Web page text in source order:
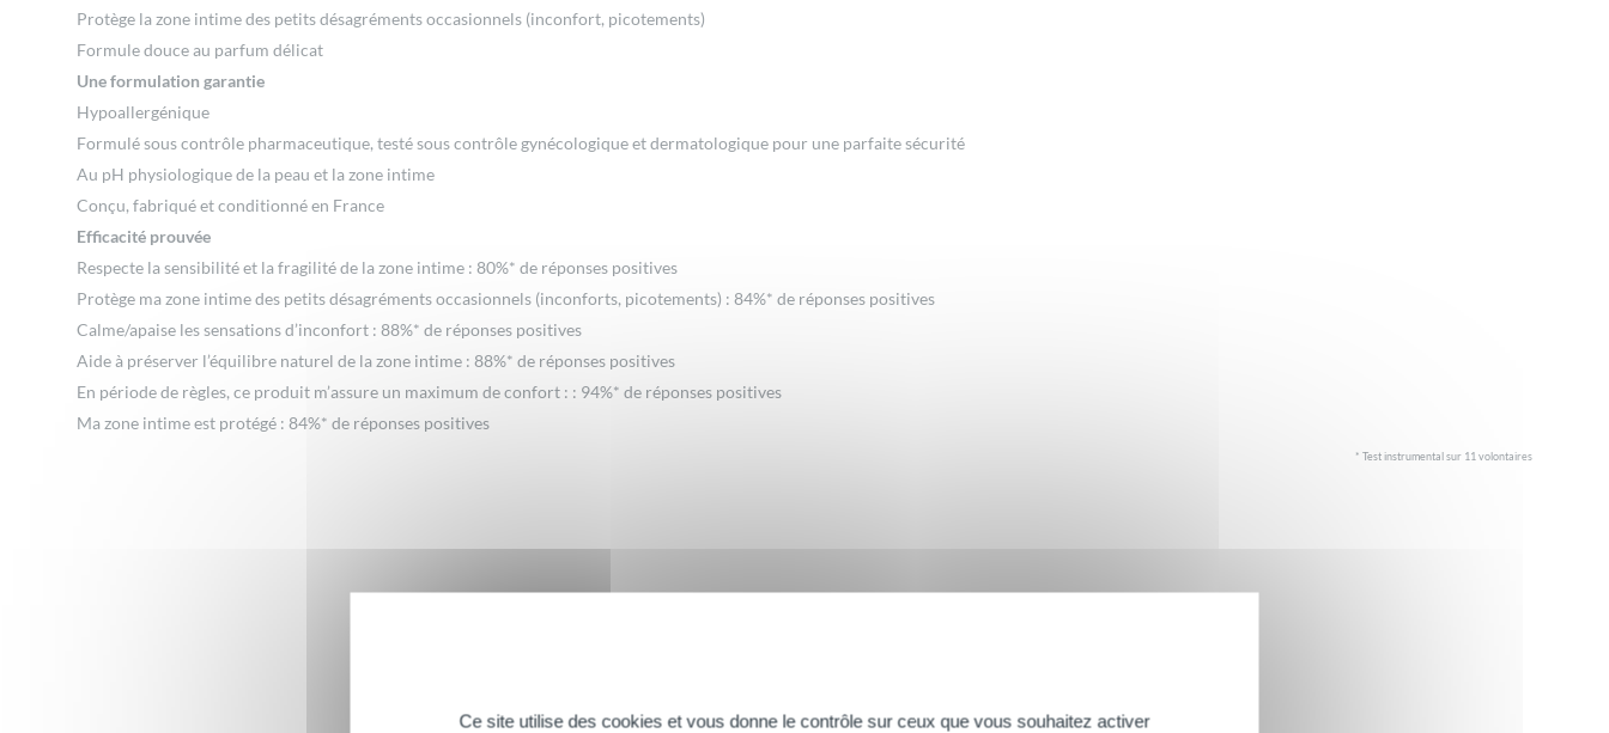
Protège la zone intime des petits désagréments occasionnels (inconfort, picotements)
Formule douce au parfum délicat
Une formulation garantie
Hypoallergénique
Formulé sous contrôle pharmaceutique, testé sous contrôle gynécologique et dermatologique pour une parfaite sécurité
Au pH physiologique de la peau et la zone intime
Conçu, fabriqué et conditionné en France
Efficacité prouvée
Respecte la sensibilité et la fragilité de la zone intime : 80%* de réponses positives
Protège ma zone intime des petits désagréments occasionnels (inconforts, picotements) : 84%* de réponses positives
Calme/apaise les sensations d’inconfort : 88%* de réponses positives
Aide à préserver l’équilibre naturel de la zone intime : 88%* de réponses positives
En période de règles, ce produit m’assure un maximum de confort : : 94%* de réponses positives
Ma zone intime est protégé : 84%* de réponses positives
* Test instrumental sur 11 volontaires
La Fleur de Lys, la fleur des Rois...
Ce site utilise des cookies et vous donne le contrôle sur ceux que vous souhaitez activer